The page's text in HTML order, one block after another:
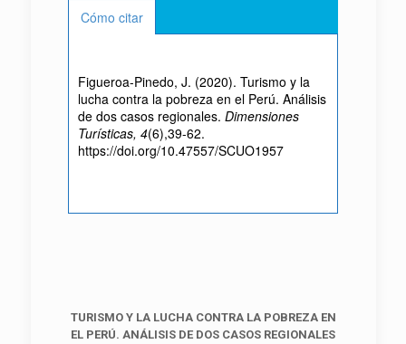
Cómo citar
Figueroa-Pinedo, J. (2020). Turismo y la
lucha contra la pobreza en el Perú. Análisis
de dos casos regionales. Dimensiones
Turísticas, 4(6),39-62.
https://doi.org/10.47557/SCUO1957
TURISMO Y LA LUCHA CONTRA LA POBREZA EN
EL PERÚ. ANÁLISIS DE DOS CASOS REGIONALES